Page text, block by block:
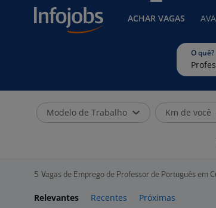
ACHAR VAGAS
O quê?
Modelo de Trabalho Km de você
5 Vagas de Emprego de Professor de Português em
Relevantes Recentes Próximas